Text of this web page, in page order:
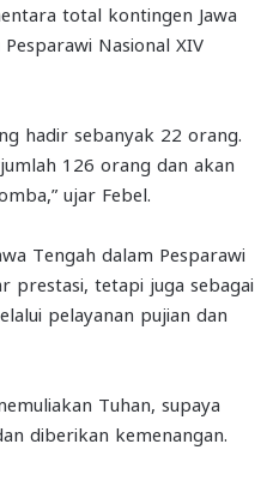
total kontingen Jawa
Nasional XIV
hadir sebanyak 22 orang.
126 orang dan akan
ujar Febel.
Tengah dalam Pesparawi
prestasi, tetapi juga sebagai
pelayanan pujian dan
Tuhan, supaya
diberikan kemenangan.